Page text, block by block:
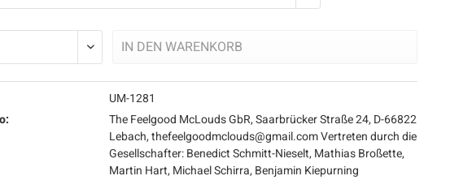
IN DEN WARENKORB
UM-1281
The Feelgood McLouds GbR, Saarbrücker Straße 24, D-66822
Lebach, thefeelgoodmclouds@gmail.com Vertreten durch die
Gesellschafter: Benedict Schmitt-Nieselt, Mathias Broßette,
Martin Hart, Michael Schirra, Benjamin Kiepurning